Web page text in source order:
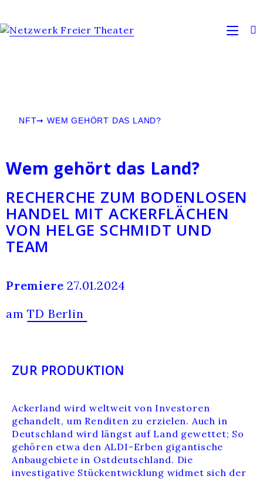
NFT➞ WEM GEHÖRT DAS LAND?
Wem gehört das Land?
RECHERCHE ZUM BODENLOSEN
HANDEL MIT ACKERFLÄCHEN
VON HELGE SCHMIDT UND
TEAM
Premiere 27.01.2024
amTD Berlin
ZUR PRODUKTION
Ackerland wird weltweit von Investoren
gehandelt, um Renditen zu erzielen. Auch in
Deutschland wird längst auf Land gewettet; So
gehören etwa den ALDI-Erben gigantische
Anbaugebiete in Ostdeutschland. Die
investigative Stückentwicklung widmet sich der